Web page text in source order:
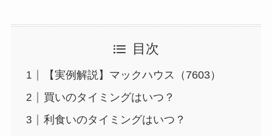
目次
【実例解説】マックハウス（7603）
買いのタイミングはいつ？
利食いのタイミングはいつ？